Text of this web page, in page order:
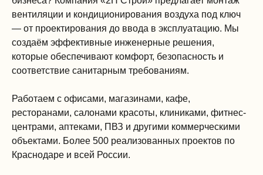
вентиляции и кондиционирования воздуха под ключ
— от проектирования до ввода в эксплуатацию. Мы
создаём эффективные инженерные решения,
которые обеспечивают комфорт, безопасность и
соответствие санитарным требованиям.
Работаем с офисами, магазинами, кафе,
ресторанами, салонами красоты, клиниками, фитнес-
центрами, аптеками, ПВЗ и другими коммерческими
объектами. Более 500 реализованных проектов по
Краснодаре и всей России.